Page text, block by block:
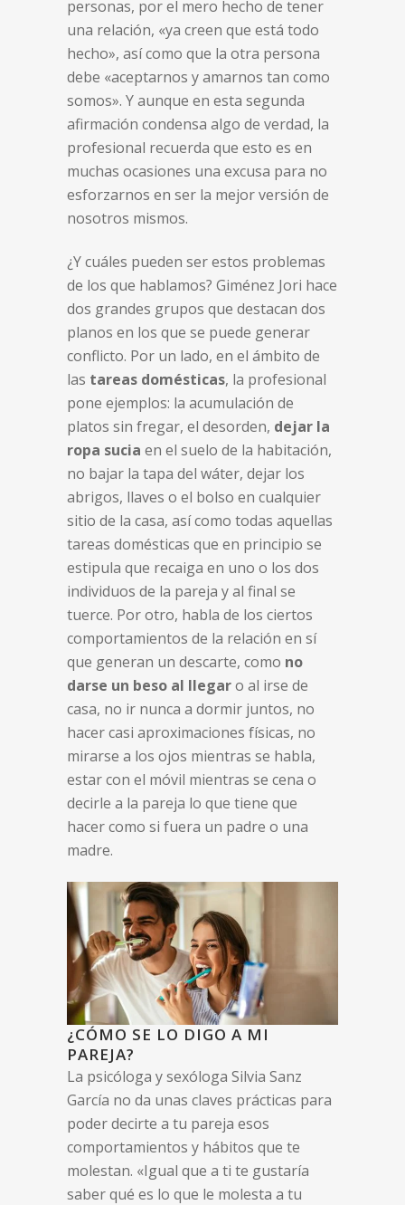
personas, por el mero hecho de tener
una relación, «ya creen que está todo
hecho», así como que la otra persona
debe «aceptarnos y amarnos tan como
somos». Y aunque en esta segunda
afirmación condensa algo de verdad, la
profesional recuerda que esto es en
muchas ocasiones una excusa para no
esforzarnos en ser la mejor versión de
nosotros mismos.
¿Y cuáles pueden ser estos problemas
de los que hablamos? Giménez Jori hace
dos grandes grupos que destacan dos
planos en los que se puede generar
conflicto. Por un lado, en el ámbito de
las tareas domésticas, la profesional
pone ejemplos: la acumulación de
platos sin fregar, el desorden, dejar la
ropa sucia en el suelo de la habitación,
no bajar la tapa del wáter, dejar los
abrigos, llaves o el bolso en cualquier
sitio de la casa, así como todas aquellas
tareas domésticas que en principio se
estipula que recaiga en uno o los dos
individuos de la pareja y al final se
tuerce. Por otro, habla de los ciertos
comportamientos de la relación en sí
que generan un descarte, como no
darse un beso al llegaro al irse de
casa, no ir nunca a dormir juntos, no
hacer casi aproximaciones físicas, no
mirarse a los ojos mientras se habla,
estar con el móvil mientras se cena o
decirle a la pareja lo que tiene que
hacer como si fuera un padre o una
madre.
¿CÓMO SE LO DIGO A MI
PAREJA?
La psicóloga y sexóloga Silvia Sanz
García no da unas claves prácticas para
poder decirte a tu pareja esos
comportamientos y hábitos que te
molestan. «Igual que a ti te gustaría
saber qué es lo que le molesta a tu